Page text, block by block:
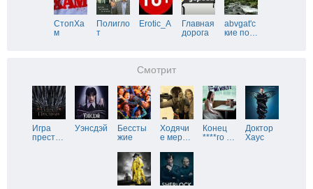
СтопХа
м
Полигло
т
Erotic_A
Главная
дорога
abvgat'с
кие по…
Смотрит
Игра
прест…
Уэнсдэй
Бессты
жие
Ходячи
е мер…
Конец
****го …
Доктор
Хаус